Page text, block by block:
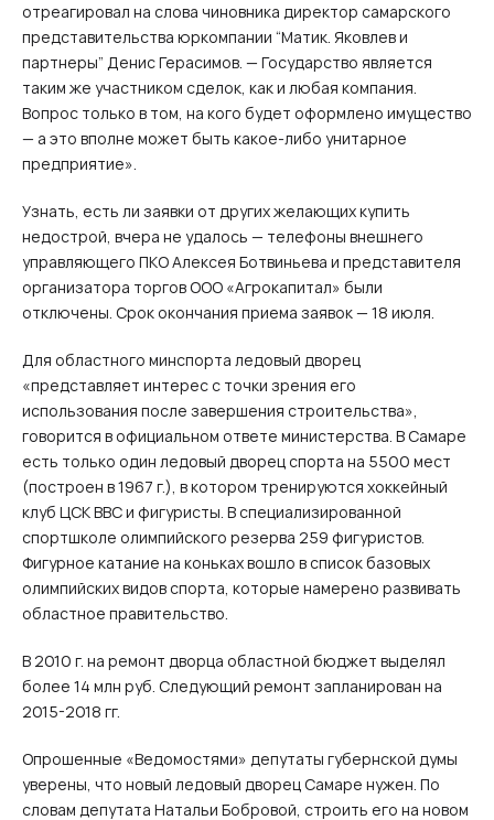
отреагировал на слова чиновника директор самарского
представительства юркомпании “Матик. Яковлев и
партнеры” Денис Герасимов. — Государство является
таким же участником сделок, как и любая компания.
Вопрос только в том, на кого будет оформлено имущество
— а это вполне может быть какое-либо унитарное
предприятие».
Узнать, есть ли заявки от других желающих купить
недострой, вчера не удалось — телефоны внешнего
управляющего ПКО Алексея Ботвиньева и представителя
организатора торгов ООО «Агрокапитал» были
отключены. Срок окончания приема заявок — 18 июля.
Для областного минспорта ледовый дворец
«представляет интерес с точки зрения его
использования после завершения строительства»,
говорится в официальном ответе министерства. В Самаре
есть только один ледовый дворец спорта на 5500 мест
(построен в 1967 г.), в котором тренируются хоккейный
клуб ЦСК ВВС и фигуристы. В специализированной
спортшколе олимпийского резерва 259 фигуристов.
Фигурное катание на коньках вошло в список базовых
олимпийских видов спорта, которые намерено развивать
областное правительство.
В 2010 г. на ремонт дворца областной бюджет выделял
более 14 млн руб. Следующий ремонт запланирован на
2015-2018 гг.
Опрошенные «Ведомостями» депутаты губернской думы
уверены, что новый ледовый дворец Самаре нужен. По
словам депутата Натальи Бобровой, строить его на новом